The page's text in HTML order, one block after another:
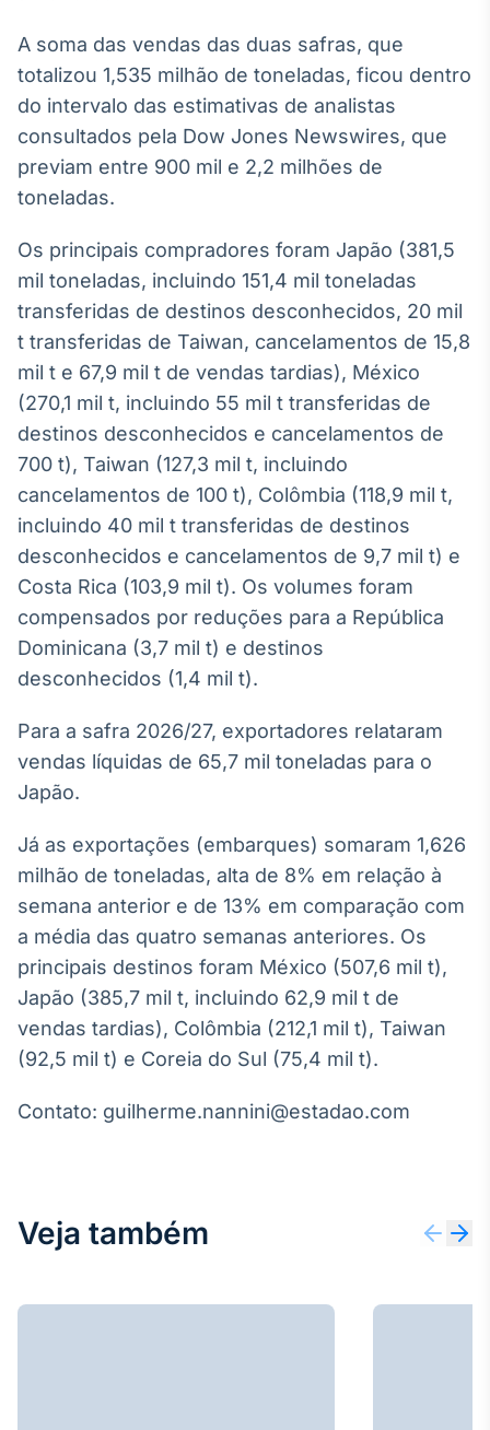
Broadcast
OTC
Plataforma para
ativos
integração de
conteúdos e
dados
Broadcast
Ticker
Cotações e
notícias
Broadcast
Widgets
Componentes
para conteúdos e
funcionalidades
Wallboard
Conteúdos e
Broadcast
conteúdos
noticiosos
Soluções de
Tecnologia
Broadcast
Radar
inteligente de
A soma das vendas das duas safras, que
totalizou 1,535 milhão de toneladas, ficou dentro
do intervalo das estimativas de analistas
consultados pela Dow Jones Newswires, que
previam entre 900 mil e 2,2 milhões de
toneladas.
Os principais compradores foram Japão (381,5
mil toneladas, incluindo 151,4 mil toneladas
transferidas de destinos desconhecidos, 20 mil
t transferidas de Taiwan, cancelamentos de 15,8
mil t e 67,9 mil t de vendas tardias), México
(270,1 mil t, incluindo 55 mil t transferidas de
destinos desconhecidos e cancelamentos de
700 t), Taiwan (127,3 mil t, incluindo
cancelamentos de 100 t), Colômbia (118,9 mil t,
incluindo 40 mil t transferidas de destinos
desconhecidos e cancelamentos de 9,7 mil t) e
Costa Rica (103,9 mil t). Os volumes foram
compensados por reduções para a República
Dominicana (3,7 mil t) e destinos
desconhecidos (1,4 mil t).
Para a safra 2026/27, exportadores relataram
vendas líquidas de 65,7 mil toneladas para o
Japão.
Já as exportações (embarques) somaram 1,626
milhão de toneladas, alta de 8% em relação à
semana anterior e de 13% em comparação com
a média das quatro semanas anteriores. Os
principais destinos foram México (507,6 mil t),
Japão (385,7 mil t, incluindo 62,9 mil t de
vendas tardias), Colômbia (212,1 mil t), Taiwan
(92,5 mil t) e Coreia do Sul (75,4 mil t).
Contato: guilherme.nannini@estadao.com
Veja também